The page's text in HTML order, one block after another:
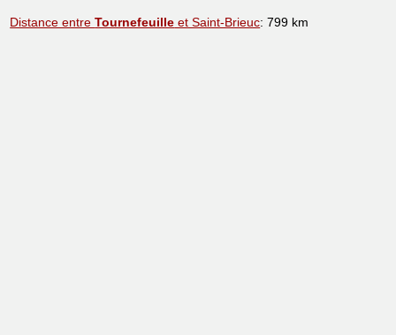
Distance entreTournefeuille et Saint-Brieuc: 799 km